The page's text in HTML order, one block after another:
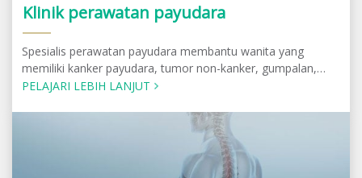
Klinik perawatan payudara
Spesialis perawatan payudara membantu wanita yang
memiliki kanker payudara, tumor non-kanker, gumpalan,
nyeri payudara, penyakit fibrosistik dan kondisi lainnya
PELAJARI LEBIH LANJUT